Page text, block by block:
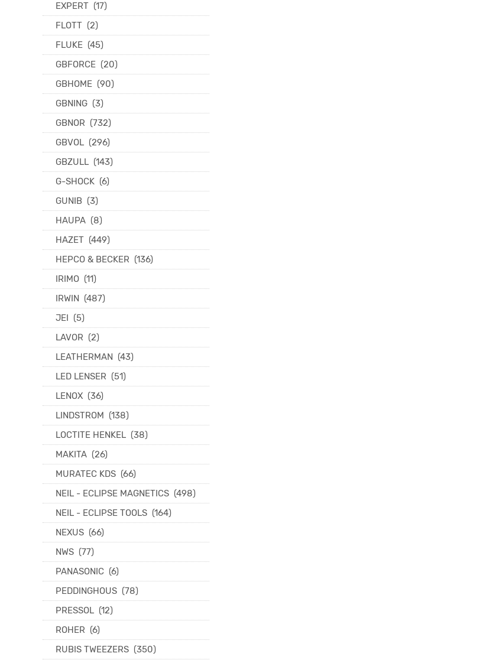
EXPERT (17)
FLOTT (2)
FLUKE (45)
GBFORCE (20)
GBHOME (90)
GBNING (3)
GBNOR (732)
GBVOL (296)
GBZULL (143)
G-SHOCK (6)
GUNIB (3)
HAUPA (8)
HAZET (449)
HEPCO & BECKER (136)
IRIMO (11)
IRWIN (487)
JEI (5)
LAVOR (2)
LEATHERMAN (43)
LED LENSER (51)
LENOX (36)
LINDSTROM (138)
LOCTITE HENKEL (38)
MAKITA (26)
MURATEC KDS (66)
NEIL - ECLIPSE MAGNETICS (498)
NEIL - ECLIPSE TOOLS (164)
NEXUS (66)
NWS (77)
PANASONIC (6)
PEDDINGHOUS (78)
PRESSOL (12)
ROHER (6)
RUBIS TWEEZERS (350)